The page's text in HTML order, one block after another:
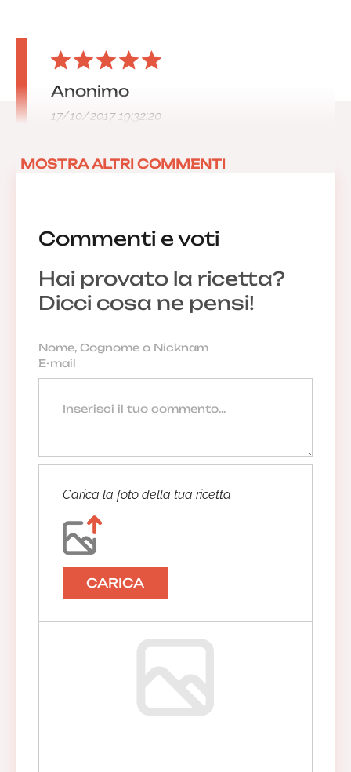
Commenti e voti
Hai provato la ricetta?
Dicci cosa ne pensi!
Carica la foto della tua ricetta
CARICA
Anonimo
17/10/2017 19:32:20
MOSTRA ALTRI COMMENTI